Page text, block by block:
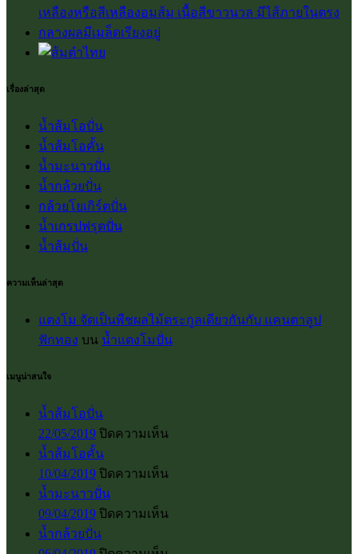
เรื่องล่าสุด
น้ำส้มโอปั่น
น้ำส้มโอคั้น
น้ำมะนาวปั่น
น้ำกล้วยปั่น
กล้วยโยเกิร์ตปั่น
น้ำเกรปฟรุตปั่น
น้ำส้มปั่น
ความเห็นล่าสุด
แตงโม จัดเป็นพืชผลไม้ตระกูลเดียวกันกับ แคนตาลูป
ฟักทอง บน น้ำแตงโมปั่น
เมนูน่าสนใจ
น้ำส้มโอปั่น
22/05/2019 ปิดความเห็นบน
โอ
น้ำส้มโอคั้น
10/04/2019 ปิดความเห็นบน
โอ
น้ำมะนาวปั่น
09/04/2019 ปิดความเห็นบน
น้ำกล้วยปั่น